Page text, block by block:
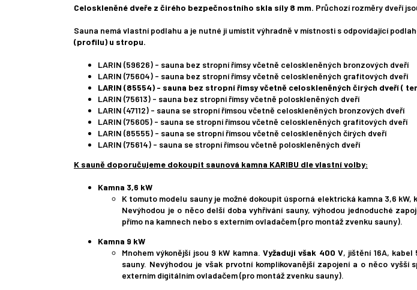
Celoskleněné dveře z čirého bezpečnostního skla síly 8 mm. Průchozí rozměry dveří
Sauna nemá vlastní podlahu a je nutné ji umístit výhradně v místnosti s odpovídající
(profilu) u stropu.
LARIN (59626) - sauna bez stropní římsy včetně celoskleněných bronzových dveří
LARIN (75604) - sauna bez stropní římsy včetně celoskleněných grafitových dveří
LARIN (85554) - sauna bez stropní římsy včetně celoskleněných čirých dveří (
LARIN (75613) - sauna bez stropní římsy včetně poloskleněných dveří
LARIN (47112) - sauna se stropní římsou včetně celoskleněných bronzových dveří
LARIN (75605) - sauna se stropní římsou včetně celoskleněných grafitových dveří
LARIN (85555) - sauna se stropní římsou včetně celoskleněných čirých dveří
LARIN (75614) - sauna se stropní římsou včetně poloskleněných dveří
K sauně doporučujeme dokoupit saunová kamna KARIBU dle vlastní volby:
Kamna 3,6 kW
K tomuto modelu sauny je možné dokoupit úsporná elektrická kamna 3,6
Nevýhodou je o něco delší doba vyhřívání sauny, výhodou jednoduché
přímo na kamnech nebo s externím ovladačem (pro montáž zvenku sauny).
Kamna 9 kW
Mnohem výkonější jsou 9 kW kamna. Vyžaduji však 400 V, jištění 16A, kabel
sauny. Nevýhodou je však prvotní komplikovanější zapojení a o něco
externím digitálním ovladačem (pro montáž zvenku sauny).